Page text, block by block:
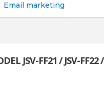
Email marketing
JSV-FF21 / JSV-FF22 /